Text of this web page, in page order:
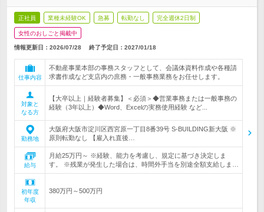
正社員 業種未経験OK 急募 転勤なし 完全週休2日制
女性のおしごと掲載中
情報更新日：2026/07/28 終了予定日： 2027/01/18
仕事内容
不動産事業本部の事務スタッフとして、会議体資料作成や各種請
求書作成など支店内の庶務・一般事務業務をお任せします。
対象と
なる方
【大卒以上｜経験者募集】＜必須＞◆営業事務または一般事務の
経験（3年以上）◆Word、Excelの実務使用経験 など...
勤務地
大阪府大阪市淀川区西宮原一丁目8番39号 S-BUILDING新大阪 ※
原則転勤なし 【雇入れ直後…
給与
月給25万円～ ※経験、能力を考慮し、規定に基づき決定しま
す。 ※残業が発生した場合は、時間外手当を別途全額支給しま…
初年度
年収
380万円～500万円